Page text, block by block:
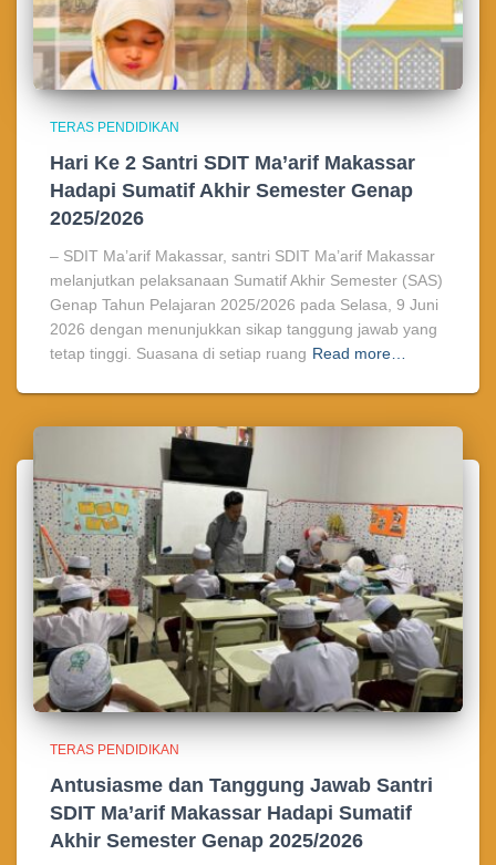
TERAS PENDIDIKAN
Hari Ke 2 Santri SDIT Ma’arif Makassar
Hadapi Sumatif Akhir Semester Genap
2025/2026
– SDIT Ma’arif Makassar, santri SDIT Ma’arif Makassar
melanjutkan pelaksanaan Sumatif Akhir Semester (SAS)
Genap Tahun Pelajaran 2025/2026 pada Selasa, 9 Juni
2026 dengan menunjukkan sikap tanggung jawab yang
tetap tinggi. Suasana di setiap ruang Read more…
TERAS PENDIDIKAN
Antusiasme dan Tanggung Jawab Santri
SDIT Ma’arif Makassar Hadapi Sumatif
Akhir Semester Genap 2025/2026